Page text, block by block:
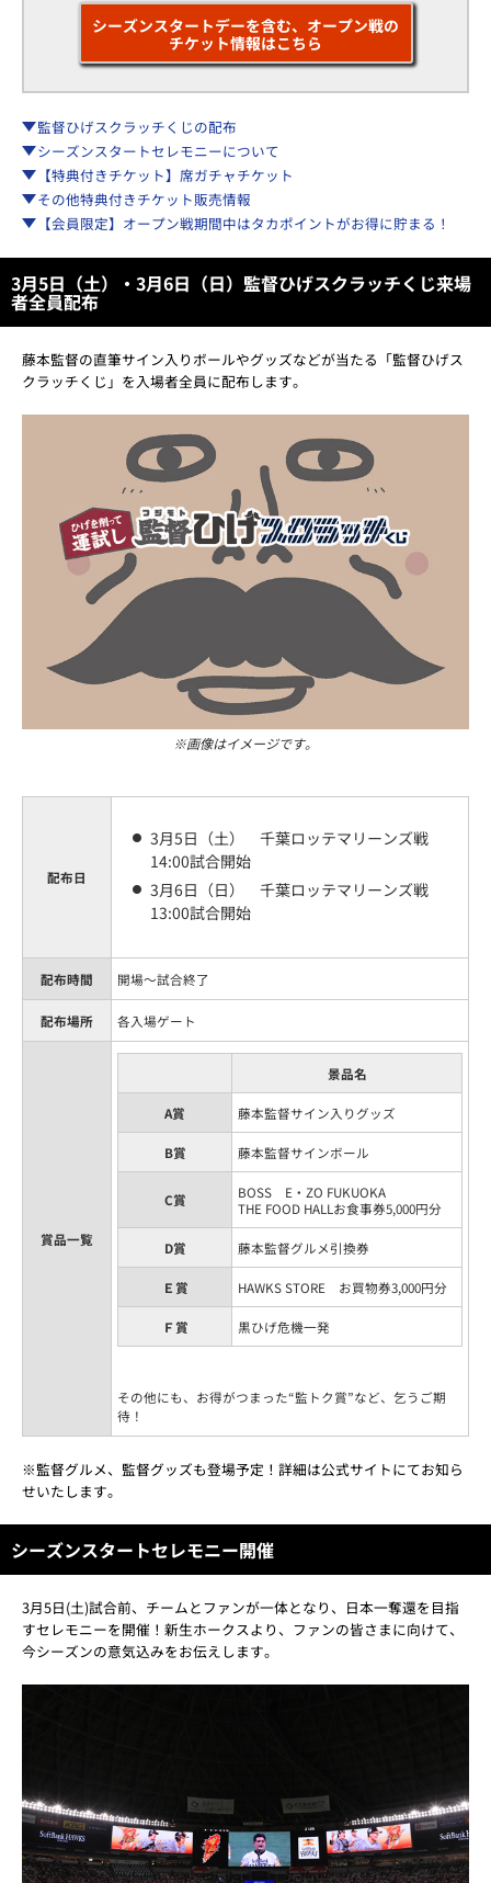
シーズンスタートデーを含む、オープン戦の
チケット情報はこちら
監督ひげスクラッチくじの配布
シーズンスタートセレモニーについて
【特典付きチケット】席ガチャチケット
その他特典付きチケット販売情報
【会員限定】オープン戦期間中はタカポイントがお得に貯まる！
3月5日（土）・3月6日（日）監督ひげスクラッチくじ来場
者全員配布
藤本監督の直筆サイン入りボールやグッズなどが当たる「監督ひげス
クラッチくじ」を入場者全員に配布します。
※画像はイメージです。
配布日
3月5日（土） 千葉ロッテマリーンズ戦
14:00試合開始
3月6日（日） 千葉ロッテマリーンズ戦
13:00試合開始
配布時間 開場～試合終了
配布場所 各入場ゲート
賞品一覧
景品名
A賞 藤本監督サイン入りグッズ
B賞 藤本監督サインボール
C賞
BOSS E・ZO FUKUOKA
THE FOOD HALLお食事券5,000円分
D賞 藤本監督グルメ引換券
Ｅ賞 HAWKS STORE お買物券3,000円分
Ｆ賞 黒ひげ危機一発
その他にも、お得がつまった“監トク賞”など、乞うご期
待！
※監督グルメ、監督グッズも登場予定！詳細は公式サイトにてお知ら
せいたします。
シーズンスタートセレモニー開催
3月5日(土)試合前、チームとファンが一体となり、日本一奪還を目指
すセレモニーを開催！新生ホークスより、ファンの皆さまに向けて、
今シーズンの意気込みをお伝えします。